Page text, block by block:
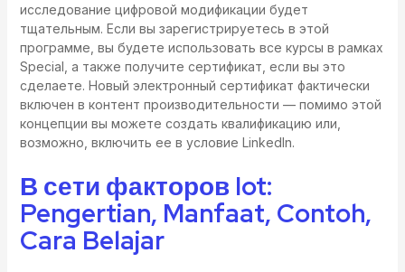
исследование цифровой модификации будет
тщательным. Если вы зарегистрируетесь в этой
программе, вы будете использовать все курсы в рамках
Special, а также получите сертификат, если вы это
сделаете. Новый электронный сертификат фактически
включен в контент производительности — помимо этой
концепции вы можете создать квалификацию или,
возможно, включить ее в условие LinkedIn.
В сети факторов Iot:
Pengertian, Manfaat, Contoh,
Cara Belajar